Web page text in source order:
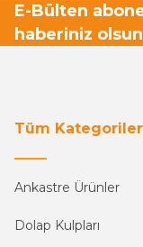
E-Bülten
haberiniz
Tüm Kategoriler
Ankastre Ürünler
Dolap Kulpları